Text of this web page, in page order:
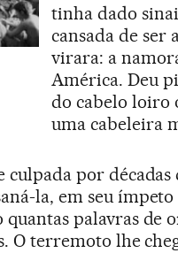
tinha dado
cansada de ser
virara: a
América. Deu
do cabelo loiro
uma cabeleira
culpada por
la, em seu
palavras de
O terremoto lhe